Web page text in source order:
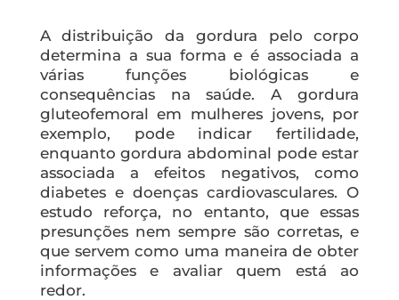
A distribuição da gordura pelo corpo
determina a sua forma e é associada a
várias funções biológicas e
consequências na saúde. A gordura
gluteofemoral em mulheres jovens, por
exemplo, pode indicar fertilidade,
enquanto gordura abdominal pode estar
associada a efeitos negativos, como
diabetes e doenças cardiovasculares. O
estudo reforça, no entanto, que essas
presunções nem sempre são corretas, e
que servem como uma maneira de obter
informações e avaliar quem está ao
redor.